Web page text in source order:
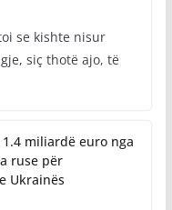
se kishte nisur
siç thotë ajo, të
1.4 miliardë euro nga
ruse për
Ukrainës